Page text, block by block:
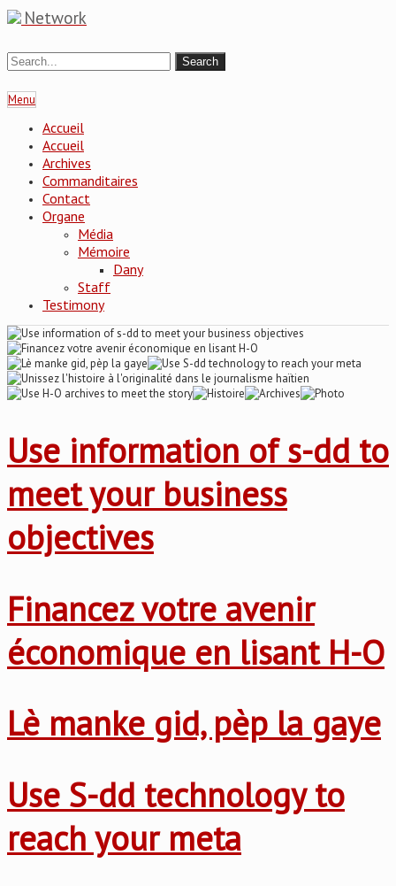
Network
Menu
Accueil
Accueil
Archives
Commanditaires
Contact
Organe
Média
Mémoire
Dany
Staff
Testimony
Use information of s-dd to
meet your business
objectives
Financez votre avenir
économique en lisant H-O
Lè manke gid, pèp la gaye
Use S-dd technology to
reach your meta